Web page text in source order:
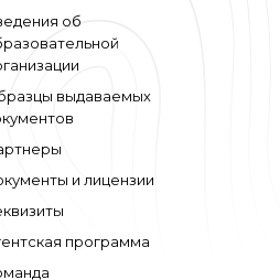
об
выдаваемых
и лицензии
программа